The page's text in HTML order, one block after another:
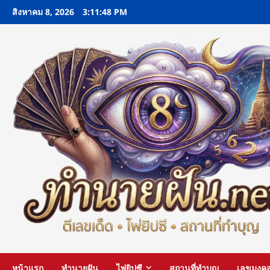
Skipสิงหาคม 8, 2026 3:11:49 PM